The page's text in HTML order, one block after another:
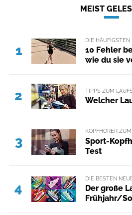
MEIST
1
DIE HÄUFIGSTEN
10 Fehler
wie du sie
2 TIPPS ZUM
Welcher
3
KOPFHÖRER
Sport-
Test
4
DIE BESTEN
Der große
Frühjahr/